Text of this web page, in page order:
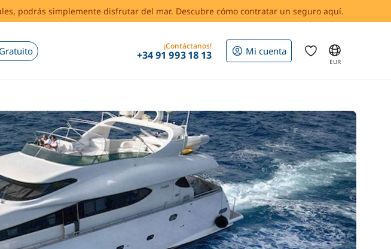
podrás simplemente disfrutar del mar. Descubre cómo contratar un seguro aquí.
¡Contáctanos!
+34 91 993 18 13 Mi cuenta
EUR